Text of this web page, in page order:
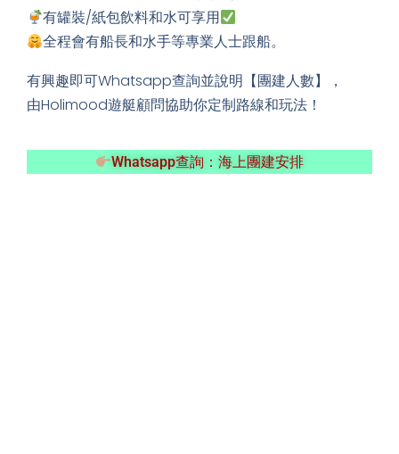
包船遊玩時間為8小時
船上有音響、KTV、啤牌供娛樂
全程會有船長和水手等專業人士跟船。
由Holimood遊艇顧問協助你定制路線和玩法！